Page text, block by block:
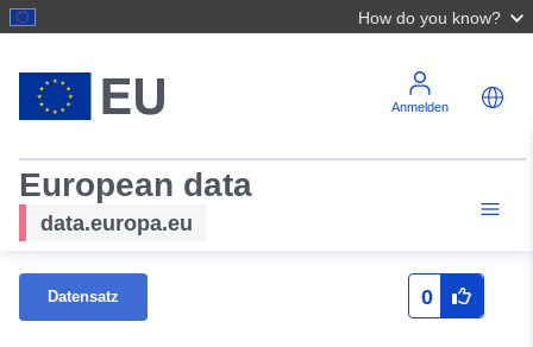
How do you know?
Anmelden
European data
data.europa.eu
Datensatz 0